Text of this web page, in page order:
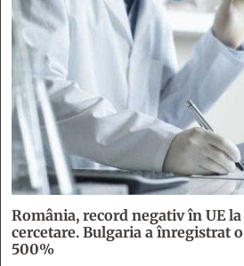
România, record negativ în UE
cercetare. Bulgaria a înregistrat
500%